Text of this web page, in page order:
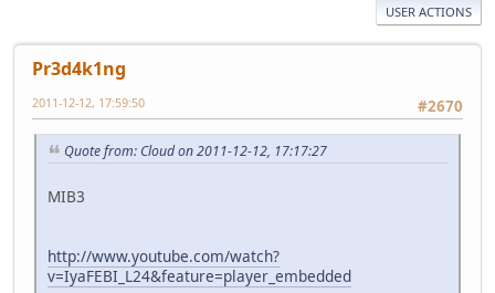
USER ACTIONS
Pr3d4k1ng
#2670
2011-12-12, 17:59:50
Quote from: Cloud on 2011-12-12, 17:17:27
MIB3
http://www.youtube.com/watch?
v=IyaFEBI_L24&feature=player_embedded